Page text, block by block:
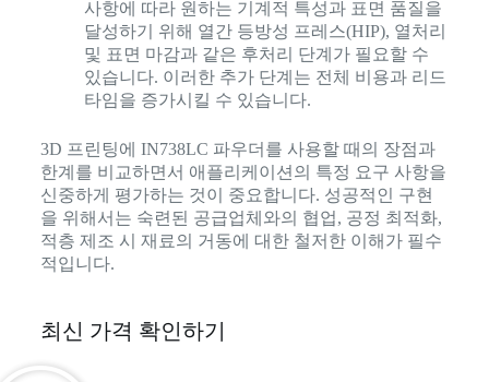
사항에 따라 원하는 기계적 특성과 표면 품질을
달성하기 위해 열간 등방성 프레스(HIP), 열처리
및 표면 마감과 같은 후처리 단계가 필요할 수
있습니다. 이러한 추가 단계는 전체 비용과 리드
타임을 증가시킬 수 있습니다.
3D 프린팅에 IN738LC 파우더를 사용할 때의 장점과
한계를 비교하면서 애플리케이션의 특정 요구 사항을
신중하게 평가하는 것이 중요합니다. 성공적인 구현
을 위해서는 숙련된 공급업체와의 협업, 공정 최적화,
적층 제조 시 재료의 거동에 대한 철저한 이해가 필수
적입니다.
최신 가격 확인하기